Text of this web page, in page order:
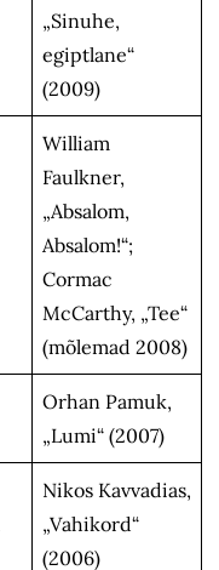
„Sinuhe,
egiptlane“
(2009)
William
Faulkner,
„Absalom,
Absalom!“;
Cormac
McCarthy, „Tee“
(mõlemad 2008)
Orhan Pamuk,
„Lumi“ (2007)
Nikos Kavvadias,
„Vahikord“
(2006)